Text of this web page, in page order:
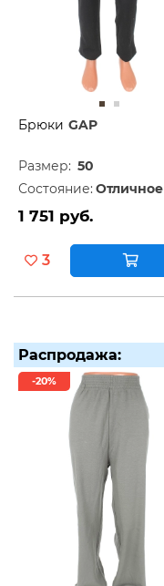
Брюки GAP
Размер: 50
Состояние: Отличное
1 751 руб.
3
Распродажа:
-20%